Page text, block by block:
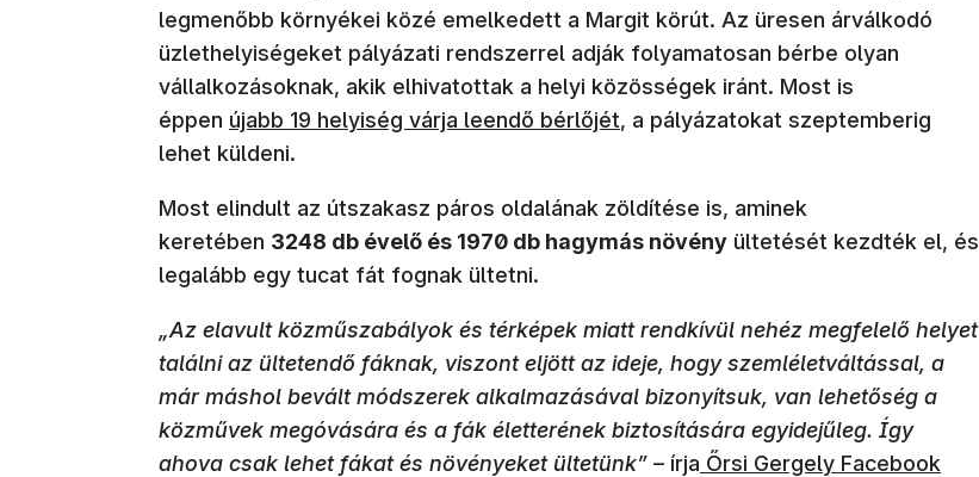
legmenőbb környékei közé emelkedett a Margit körút. Az üresen árválkodó
üzlethelyiségeket pályázati rendszerrel adják folyamatosan bérbe olyan
vállalkozásoknak, akik elhivatottak a helyi közösségek iránt. Most is
éppen újabb 19 helyiség várja leendő bérlőjét, a pályázatokat szeptemberig
lehet küldeni.
Most elindult az útszakasz páros oldalának zöldítése is, aminek
keretében 3248 db évelő és 1970 db hagymás növény ültetését kezdték el, és
legalább egy tucat fát fognak ültetni.
„Az elavult közműszabályok és térképek miatt rendkívül nehéz megfelelő helyet
találni az ültetendő fáknak, viszont eljött az ideje, hogy szemléletváltással, a
már máshol bevált módszerek alkalmazásával bizonyítsuk, van lehetőség a
közművek megóvására és a fák életterének biztosítására egyidejűleg. Így
ahova csak lehet fákat és növényeket ültetünk” – írja Őrsi Gergely Facebook